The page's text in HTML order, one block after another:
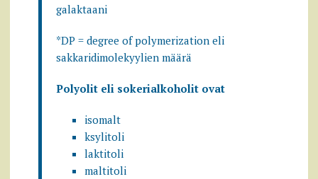
galaktaani
*DP = degree of polymerization eli
sakkaridimolekyylien määrä
Polyolit eli sokerialkoholit ovat
isomalt
ksylitoli
laktitoli
maltitoli